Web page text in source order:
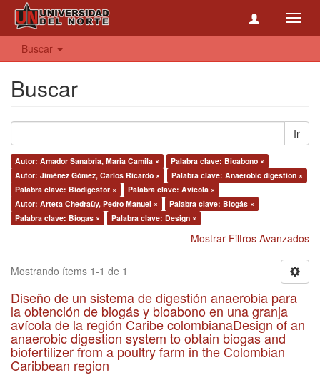
Buscar
Buscar
Ir
Autor: Amador Sanabria, Maria Camila ×
Palabra clave: Bioabono ×
Autor: Jiménez Gómez, Carlos Ricardo ×
Palabra clave: Anaerobic digestion ×
Palabra clave: Biodigestor ×
Palabra clave: Avícola ×
Autor: Arteta Chedraüy, Pedro Manuel ×
Palabra clave: Biogás ×
Palabra clave: Biogas ×
Palabra clave: Design ×
Mostrar Filtros Avanzados
Mostrando ítems 1-1 de 1
Diseño de un sistema de digestión anaerobia para
la obtención de biogás y bioabono en una granja
avícola de la región Caribe colombianaDesign of an
anaerobic digestion system to obtain biogas and
biofertilizer from a poultry farm in the Colombian
Caribbean region